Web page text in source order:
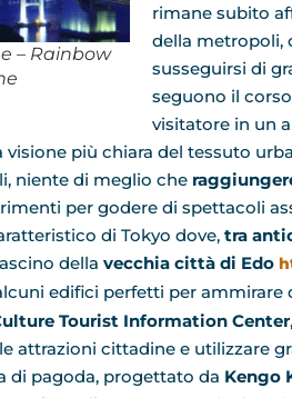
– Rainbow
rimane subito
della metropoli,
susseguirsi di
seguono il
visitatore in un
visione più chiara del tessuto
niente di meglio che
per godere di spettacoli
di Tokyo dove, tra
della vecchia città di Edo
edifici perfetti per ammirare
Tourist Information Center
attrazioni cittadine e utilizzare
di pagoda, progettato da Kengo